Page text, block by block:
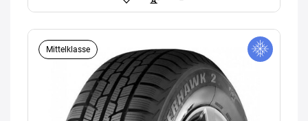
Mittelklasse